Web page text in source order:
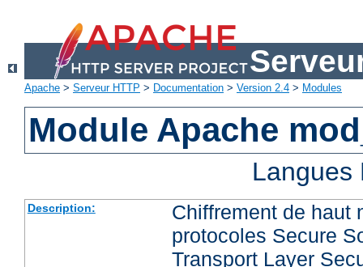
Apache > Serveur HTTP > Documentation > Version 2.4 > Modules
Module Apache
Description:
Chiffrement de haut
protocoles Secure
Transport Layer